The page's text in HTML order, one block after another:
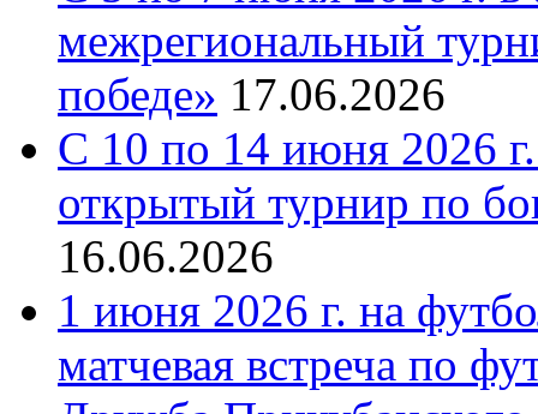
межрегиональный
победе» 17.06.2026
С 10 по 14 июня 2026
открытый турнир по
16.06.2026
1 июня 2026 г. на
матчевая встреча по